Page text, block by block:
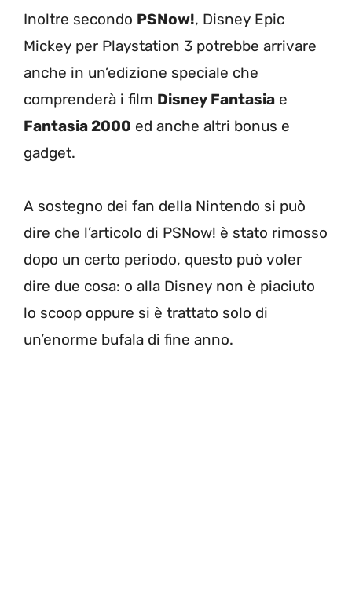
Inoltre secondo PSNow!, Disney Epic
Mickey per Playstation 3 potrebbe arrivare
anche in un’edizione speciale che
comprenderà i film Disney Fantasia e
Fantasia 2000 ed anche altri bonus e
gadget.
A sostegno dei fan della Nintendo si può
dire che l’articolo di PSNow! è stato rimosso
dopo un certo periodo, questo può voler
dire due cosa: o alla Disney non è piaciuto
lo scoop oppure si è trattato solo di
un’enorme bufala di fine anno.